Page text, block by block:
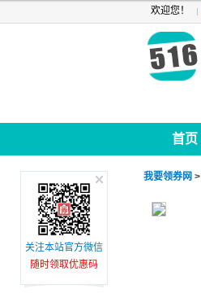
欢迎您！
首页
我要领券网 >
关注本站官方微信
随时领取优惠码